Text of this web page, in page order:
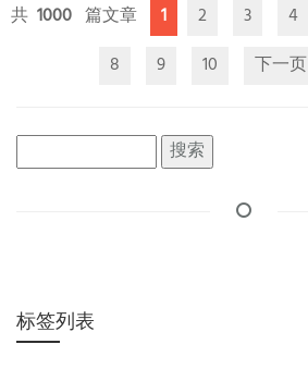
1000 1 2 3 4
8
9 10 下一页
标签列表